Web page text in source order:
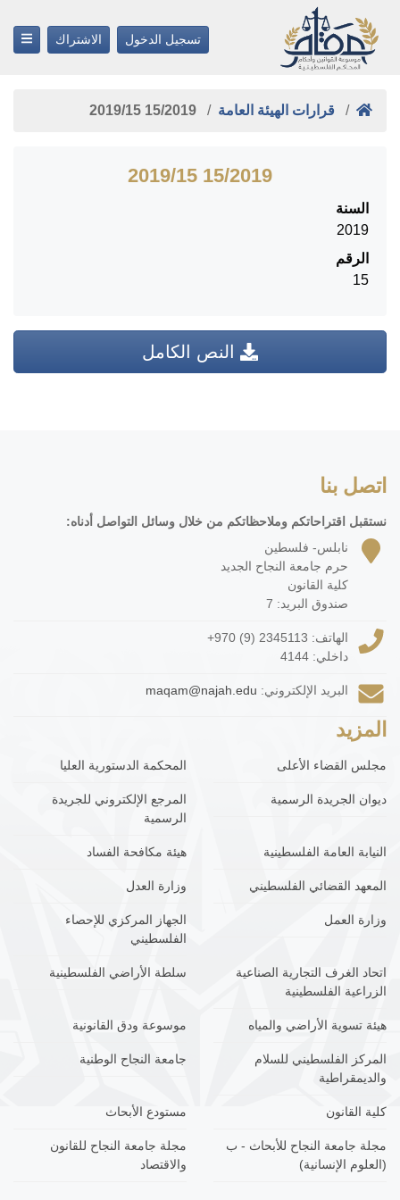
تسجيل الدخول الاشتراك
قرارات الهيئة العامة 15/2019 ‎15‏/‎2019‏
15/2019 ‎15‏/‎2019‏
السنة
2019
الرقم
15
النص الكامل
اتصل بنا
نستقبل اقتراحاتكم وملاحظاتكم من خلال وسائل التواصل أدناه:
نابلس- فلسطين
حرم جامعة النجاح الجديد
كلية القانون
صندوق البريد: 7
الهاتف: +970 (9) 2345113
داخلي: 4144
البريد الإلكتروني: maqam@najah.edu
المزيد
مجلس القضاء الأعلى المحكمة الدستورية العليا
ديوان الجريدة الرسمية
المرجع الإلكتروني للجريدة
الرسمية
النيابة العامة الفلسطينية هيئة مكافحة الفساد
المعهد القضائي الفلسطيني وزارة العدل
وزارة العمل
الجهاز المركزي للإحصاء
الفلسطيني
اتحاد الغرف التجارية الصناعية
الزراعية الفلسطينية
سلطة الأراضي الفلسطينية
هيئة تسوية الأراضي والمياه موسوعة ودق القانونية
المركز الفلسطيني للسلام
والديمقراطية
جامعة النجاح الوطنية
كلية القانون مستودع الأبحاث
مجلة جامعة النجاح للأبحاث - ب
(العلوم الإنسانية)
مجلة جامعة النجاح للقانون
والاقتصاد